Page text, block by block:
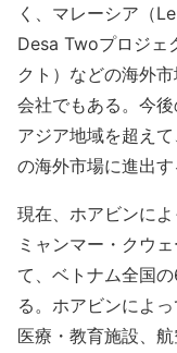
く、マレーシア（
Desa Twoプロジェ
クト）などの海外
会社でもある。今
アジア地域を超え
の海外市場に進出す
現在、ホアビンに
ミャンマー・クウ
て、ベトナム全国
る。ホアビンによ
医療・教育施設、